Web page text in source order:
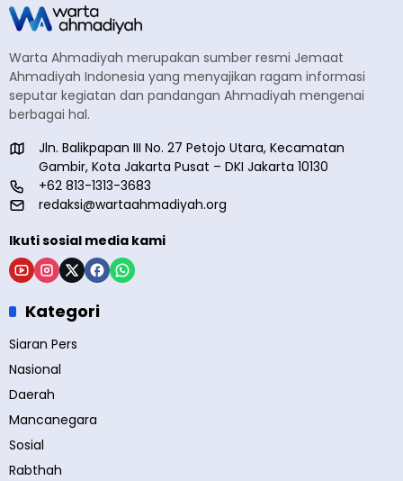
Warta Ahmadiyah merupakan sumber resmi Jemaat
Ahmadiyah Indonesia yang menyajikan ragam informasi
seputar kegiatan dan pandangan Ahmadiyah mengenai
berbagai hal.
Jln. Balikpapan III No. 27 Petojo Utara, Kecamatan
Gambir, Kota Jakarta Pusat – DKI Jakarta 10130
+62 813-1313-3683
redaksi@wartaahmadiyah.org
Ikuti sosial media kami
Kategori
Siaran Pers
Nasional
Daerah
Mancanegara
Sosial
Rabthah